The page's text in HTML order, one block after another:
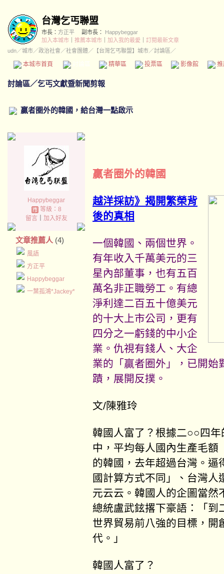
台灣乞丐聯盟
市長： 方正平 副市長：
Happybeggar
加入本城市
推薦本城市 加入我的最愛
訂閱最新文章
udn／城市／政治社會 ／社會團體／ 【台灣乞丐聯盟】城市／討論區／
本城市首頁 精華區 投票區 影像館
討論區／乞丐文獻暨新聞剪報
贏者圈外的韓國，給台灣一點啟示
Happybeggar
等級：8
留言｜ 加入好友
文章推薦人 (4)
風語
方正平
Happybeggar
一葉孤鴻*Jackey*
贏者圈外的韓國
越洋採訪》揭開繁榮背
後的真相
一個韓國、兩個世界。
有年收入千萬美元的三
星內部董事，也有五百
萬名非正職勞工。有總
淨利達二百五十億美元
的十大上市公司，更有
四分之一虧錢的中小企
業。仇視有錢人、大企
業的「贏者圈外」，已開始
蹟，展開反撲。
文/陳雅玲
韓國人富了？根據二○○四
中，平均每人國內生產毛
的韓國，去年超過台灣。逼
國計算方式不同」、台灣
元云云。韓國人的企圖當然
總統盧武鉉撂下豪語：「
世界貿易前八強的目標，開
代。」
韓國人富了？